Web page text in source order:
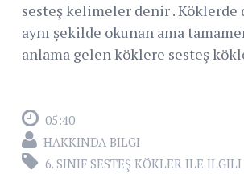
sesteş kelimeler denir . Köklerde
aynı şekilde okunan ama
anlama gelen köklere sesteş
05:40
HAKKINDA BILGI
6. SINIF SESTEŞ KÖKLER ILE